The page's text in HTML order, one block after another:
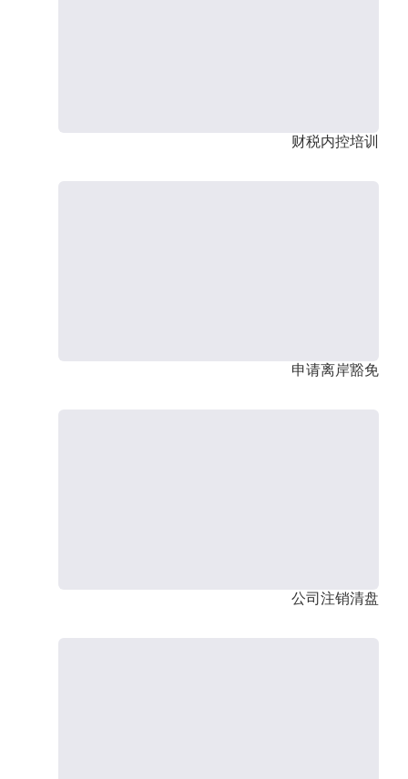
财税内控培训
申请离岸豁免
公司注销清盘